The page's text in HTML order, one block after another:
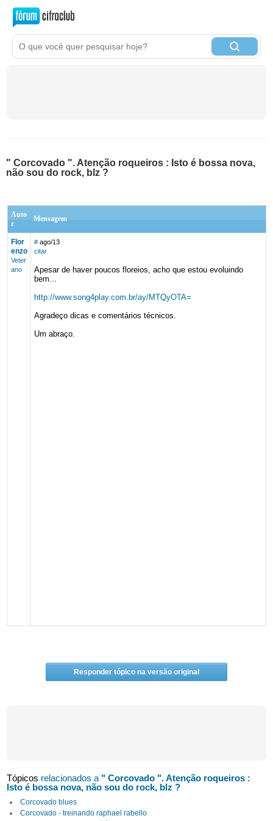
" Corcovado ". Atenção roqueiros : Isto é bossa nova,
não sou do rock, blz ?
Auto
r
Mensagem
Flor
enzo
Veter
ano
# ago/13
citar
Apesar de haver poucos floreios, acho que estou evoluindo
bem...
http://www.song4play.com.br/ay/MTQyOTA=
Agradeço dicas e comentários técnicos.
Um abraço.
Responder tópico na versão original
Tópicos relacionados a " Corcovado ". Atenção roqueiros :
Isto é bossa nova, não sou do rock, blz ?
Corcovado blues
Corcovado - treinando raphael rabello